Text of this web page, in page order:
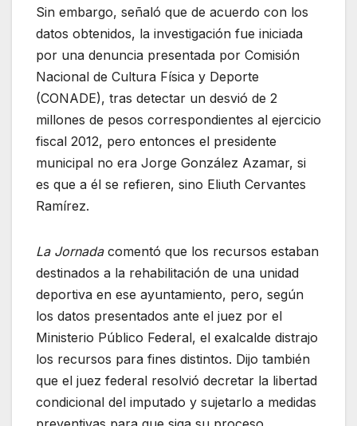
Sin embargo, señaló que de acuerdo con los
datos obtenidos, la investigación fue iniciada
por una denuncia presentada por Comisión
Nacional de Cultura Física y Deporte
(CONADE), tras detectar un desvió de 2
millones de pesos correspondientes al ejercicio
fiscal 2012, pero entonces el presidente
municipal no era Jorge González Azamar, si
es que a él se refieren, sino Eliuth Cervantes
Ramírez.
La Jornada comentó que los recursos estaban
destinados a la rehabilitación de una unidad
deportiva en ese ayuntamiento, pero, según
los datos presentados ante el juez por el
Ministerio Público Federal, el exalcalde distrajo
los recursos para fines distintos. Dijo también
que el juez federal resolvió decretar la libertad
condicional del imputado y sujetarlo a medidas